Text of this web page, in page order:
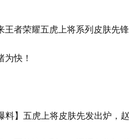
王者荣耀五虎上将系列皮肤先
快！